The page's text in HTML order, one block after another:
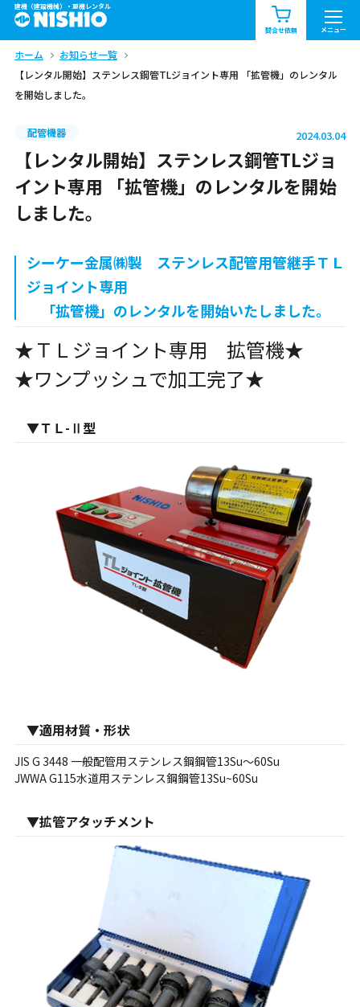
建機（建設機械）・重機レンタル
問合せ依頼 メニュー
商品一覧 お知らせ一覧
問合せ依頼リスト
北海道 関東
中部 関西 中国・四国
九州・沖縄（外部）
ホーム
お知らせ一覧
【レンタル開始】ステンレス鋼管TLジョイント専用 「拡管機」のレンタル
を開始しました。
配管機器 2024.03.04
【レンタル開始】ステンレス鋼管TLジョ
イント専用 「拡管機」のレンタルを開始
しました。
シーケー金属㈱製 ステンレス配管用管継手ＴＬ
ジョイント専用
「拡管機」のレンタルを開始いたしました。
★ＴＬジョイント専用 拡管機★
★ワンプッシュで加工完了★
▼ＴＬ-Ⅱ型
▼適用材質・形状
JIS G 3448 一般配管用ステンレス鋼鋼管13Su～60Su
JWWA G115水道用ステンレス鋼鋼管13Su~60Su
▼拡管アタッチメント